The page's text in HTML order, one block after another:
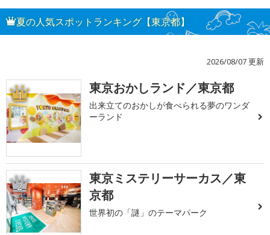
夏の人気スポットランキング【東京都】
2026/08/07 更新
1 東京おかしランド／東京都
出来立てのおかしが食べられる夢のワンダ
ーランド
2
東京ミステリーサーカス／東
京都
世界初の「謎」のテーマパーク